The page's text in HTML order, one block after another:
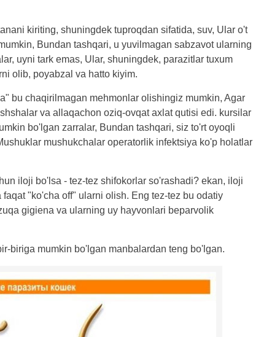
kiriting, shuningdek tuproqdan sifatida, suv, Ular o't
Bundan tashqari, u yuvilmagan sabzavot ularning
uyni tark emas, Ular, shuningdek, parazitlar tuxum
olib, poyabzal va hatto kiyim.
bu chaqirilmagan mehmonlar olishingiz mumkin, Agar
va allaqachon oziq-ovqat axlat qutisi edi. kursilar
bo'lgan zarralar, Bundan tashqari, siz to'rt oyoqli
mushukchalar operatorlik infektsiya ko'p holatlar
iloji bo'lsa - tez-tez shifokorlar so'rashadi? ekan, iloji
"ko'cha off" ularni olish. Eng tez-tez bu odatiy
gigiena va ularning uy hayvonlari beparvolik
biriga mumkin bo'lgan manbalardan teng bo'lgan.